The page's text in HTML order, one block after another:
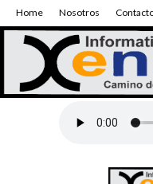
Home Nosotros